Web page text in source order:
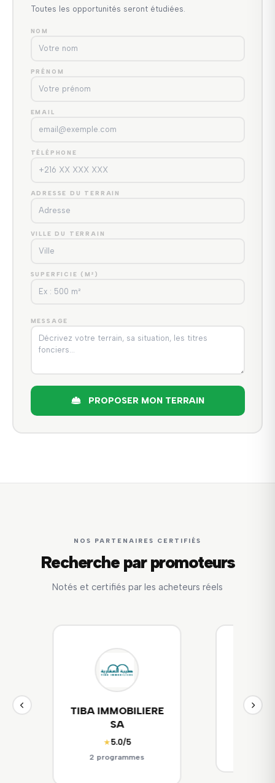
Toutes les opportunités seront étudiées.
NOM
PRÉNOM
EMAIL
TÉLÉPHONE
ADRESSE DU TERRAIN
VILLE DU TERRAIN
SUPERFICIE (M²)
MESSAGE
PROPOSER MON TERRAIN
NOS PARTENAIRES CERTIFIÉS
Recherche par promoteurs
Notés et certifiés par les acheteurs réels
SITEJ
☆☆☆☆☆(Aucun avis)
2 programmes